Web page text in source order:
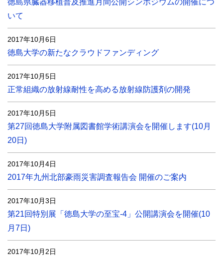
徳島県臓器移植普及推進月間公開シンポジウムの開催につ
いて
2017年10月6日
徳島大学の新たなクラウドファンディング
2017年10月5日
正常組織の放射線耐性を高める放射線防護剤の開発
2017年10月5日
第27回徳島大学附属図書館学術講演会を開催します(10月
20日)
2017年10月4日
2017年九州北部豪雨災害調査報告会 開催のご案内
2017年10月3日
第21回特別展「徳島大学の至宝-4」公開講演会を開催(10
月7日)
2017年10月2日